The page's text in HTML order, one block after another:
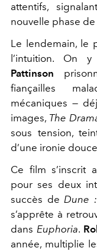
attentifs,
nouvelle phase de
Le lendemain, le
l’intuition. On
Pattinson
fiançailles
mécaniques —
images, The
sous tension,
d’une ironie
Ce film s’inscrit
pour ses deux
succès deDune
s’apprête à
dans Euphoria.
année, multiplie